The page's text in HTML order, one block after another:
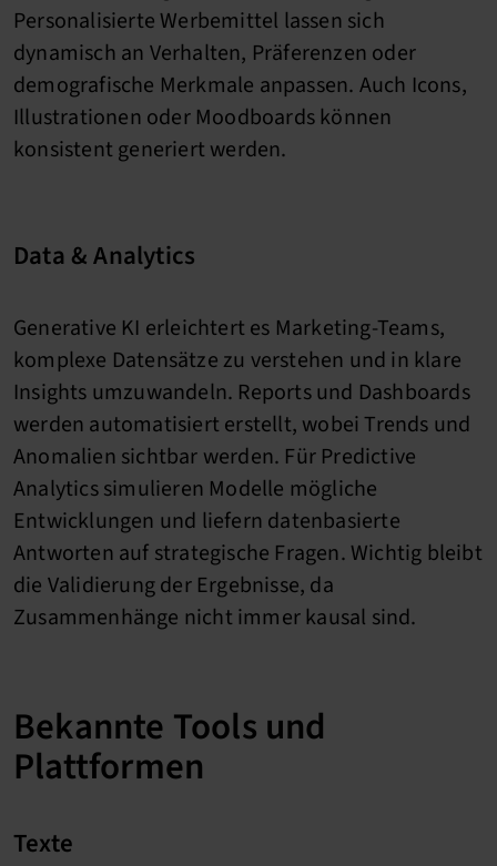
Personalisierte Werbemittel lassen sich
dynamisch an Verhalten, Präferenzen oder
demografische Merkmale anpassen. Auch Icons,
Illustrationen oder Moodboards können
konsistent generiert werden.
Data & Analytics
Generative KI erleichtert es Marketing-Teams,
komplexe Datensätze zu verstehen und in klare
Insights umzuwandeln. Reports und Dashboards
werden automatisiert erstellt, wobei Trends und
Anomalien sichtbar werden. Für Predictive
Analytics simulieren Modelle mögliche
Entwicklungen und liefern datenbasierte
Antworten auf strategische Fragen. Wichtig bleibt
die Validierung der Ergebnisse, da
Zusammenhänge nicht immer kausal sind.
Bekannte Tools und
Plattformen
Texte